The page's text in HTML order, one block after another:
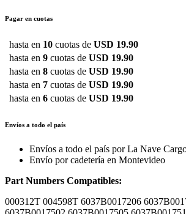
Pagar en cuotas
hasta en 10 cuotas de USD 19.90
hasta en 9 cuotas de USD 19.90
hasta en 8 cuotas de USD 19.90
hasta en 7 cuotas de USD 19.90
hasta en 6 cuotas de USD 19.90
Envíos a todo el país
Envíos a todo el país por La Nave
Envío por cadetería en Montevideo
Part Numbers Compatibles:
000312T 004598T 6037B0017206